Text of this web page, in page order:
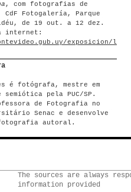
, com fotografias de
CdF Fotogalería, Parque
de 19 out. a 12 dez.
internet:
exposicion/lapa
é fotógrafa, mestre em
semiótica pela PUC/SP.
de Fotografia no
Senac e desenvolve
autoral.
The sources are always
information provided